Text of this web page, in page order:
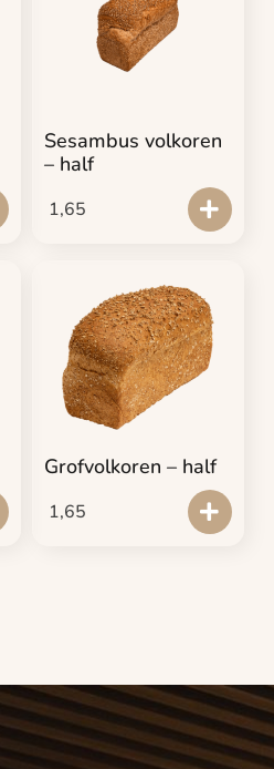
Sesambus volkoren
– half
1,65
Grofvolkoren – half
1,65